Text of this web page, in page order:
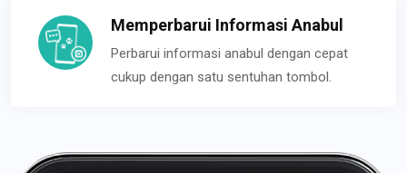
Memperbarui Informasi Anabul
Perbarui informasi anabul dengan cepat
cukup dengan satu sentuhan tombol.